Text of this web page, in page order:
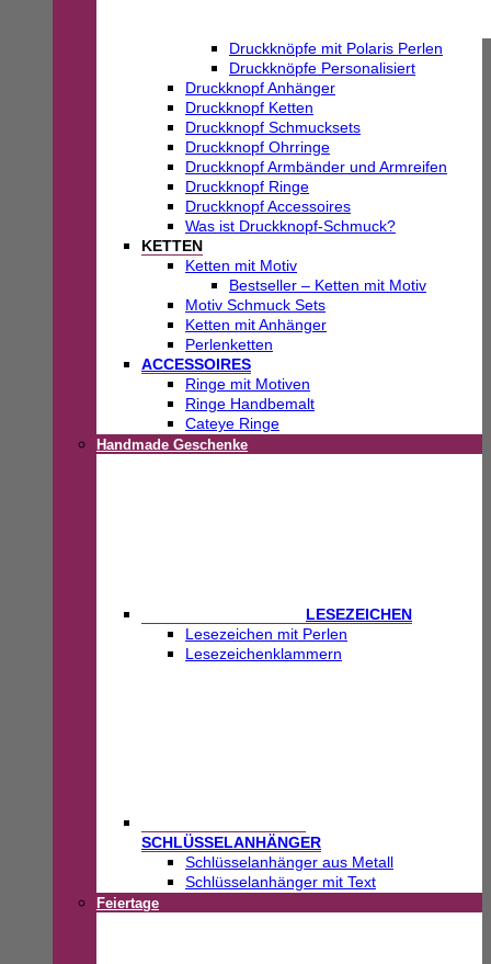
Druckknöpfe mit Polaris Perlen
Druckknöpfe Personalisiert
Druckknopf Anhänger
Druckknopf Ketten
Druckknopf Schmucksets
Druckknopf Ohrringe
Druckknopf Armbänder und Armreifen
Druckknopf Ringe
Druckknopf Accessoires
Was ist Druckknopf-Schmuck?
KETTEN
Ketten mit Motiv
Bestseller – Ketten mit Motiv
Motiv Schmuck Sets
Ketten mit Anhänger
Perlenketten
ACCESSOIRES
Ringe mit Motiven
Ringe Handbemalt
Cateye Ringe
Handmade Geschenke
LESEZEICHEN
Lesezeichen mit Perlen
Lesezeichenklammern
SCHLÜSSELANHÄNGER
Schlüsselanhänger aus Metall
Schlüsselanhänger mit Text
Feiertage